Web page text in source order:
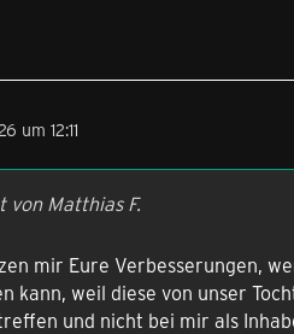
um 12:11
von Matthias F.
mir Eure Verbesserungen,
kann, weil diese von unser
und nicht bei mir als